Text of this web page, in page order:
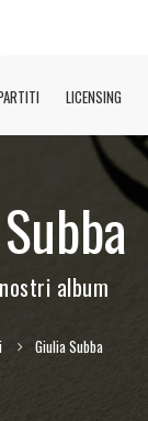
LICENSING
album
Giulia Subba